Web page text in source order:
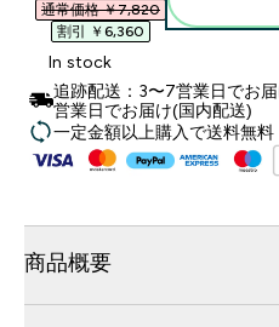
通常価格 ￥7,820‎
割引 ￥6,360‎
In stock
追跡配送：3〜7営業日でお
営業日でお届け(国内配送)
一定金額以上購入で送料無料
商品概要